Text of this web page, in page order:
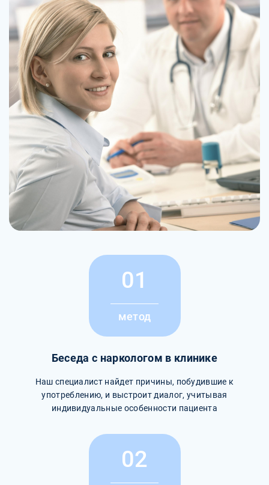
01
метод
Беседа с наркологом в клинике
Наш специалист найдет причины, побудившие к
употреблению, и выстроит диалог, учитывая
индивидуальные особенности пациента
02